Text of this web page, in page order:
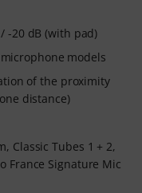
-20 dB (with pad)
models
of the proximity
distance)
Classic Tubes 1 + 2,
France Signature Mic